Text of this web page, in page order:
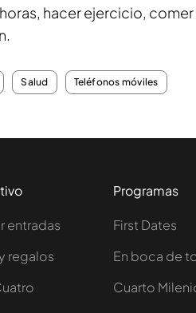
hacer ejercicio, comer
Salud Teléfonos móviles
entradas
regalos
Programas
First Dates
En boca de
Cuarto